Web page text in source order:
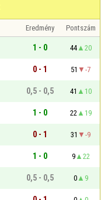
Eredmény
Pontszám
1 - 0 44
20
0 - 1 51
-7
0,5 - 0,5 41
10
1 - 0 22
19
0 - 1 31
-9
1 - 0 9
22
0,5 - 0,5 0
9